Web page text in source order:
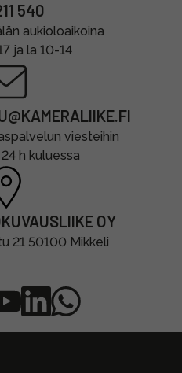
540
aukioloaikoina
ja la 10-14
viesteihin
h kuluessa
OY
21 50100 Mikkeli